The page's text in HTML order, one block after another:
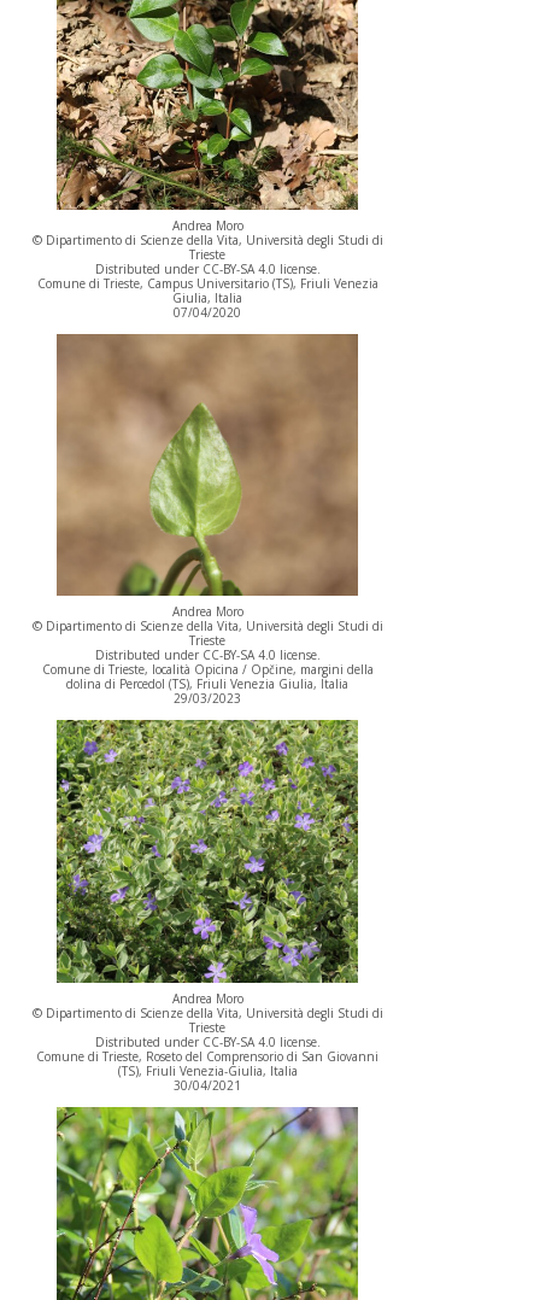
Andrea Moro
© Dipartimento di Scienze della Vita, Università degli Studi di
Trieste
Distributed under CC-BY-SA 4.0 license.
Comune di Trieste, Campus Universitario (TS), Friuli Venezia
Giulia, Italia
07/04/2020
Andrea Moro
© Dipartimento di Scienze della Vita, Università degli Studi di
Trieste
Distributed under CC-BY-SA 4.0 license.
Comune di Trieste, località Opicina / Opčine, margini della
dolina di Percedol (TS), Friuli Venezia Giulia, Italia
29/03/2023
Andrea Moro
© Dipartimento di Scienze della Vita, Università degli Studi di
Trieste
Distributed under CC-BY-SA 4.0 license.
Comune di Trieste, Roseto del Comprensorio di San Giovanni
(TS), Friuli Venezia-Giulia, Italia
30/04/2021